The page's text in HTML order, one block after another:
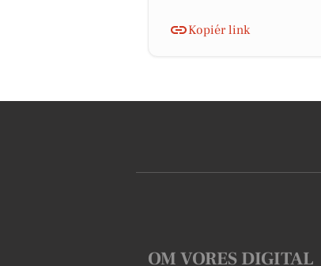
Kopiér link
OM VORES DIGITAL